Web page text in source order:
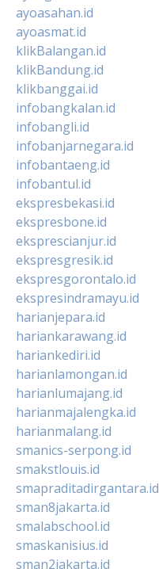
ayoasahan.id
ayoasmat.id
klikBalangan.id
klikBandung.id
klikbanggai.id
infobangkalan.id
infobangli.id
infobanjarnegara.id
infobantaeng.id
infobantul.id
ekspresbekasi.id
ekspresbone.id
eksprescianjur.id
ekspresgresik.id
ekspresgorontalo.id
ekspresindramayu.id
harianjepara.id
hariankarawang.id
hariankediri.id
harianlamongan.id
harianlumajang.id
harianmajalengka.id
harianmalang.id
smanics-serpong.id
smakstlouis.id
smapraditadirgantara.id
sman8jakarta.id
smalabschool.id
smaskanisius.id
sman2jakarta.id